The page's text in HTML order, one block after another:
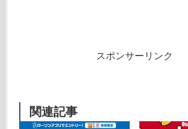
スポンサーリンク
関連記事